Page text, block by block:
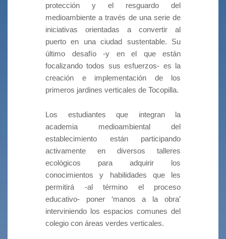
protección y el resguardo del
medioambiente a través de una serie de
iniciativas orientadas a convertir al
puerto en una ciudad sustentable. Su
último desafío -y en el que están
focalizando todos sus esfuerzos- es la
creación e implementación de los
primeros jardines verticales de Tocopilla.
Los estudiantes que integran la
academia medioambiental del
establecimiento están participando
activamente en diversos talleres
ecológicos para adquirir los
conocimientos y habilidades que les
permitirá -al término el proceso
educativo- poner ‘manos a la obra’
interviniendo los espacios comunes del
colegio con áreas verdes verticales.